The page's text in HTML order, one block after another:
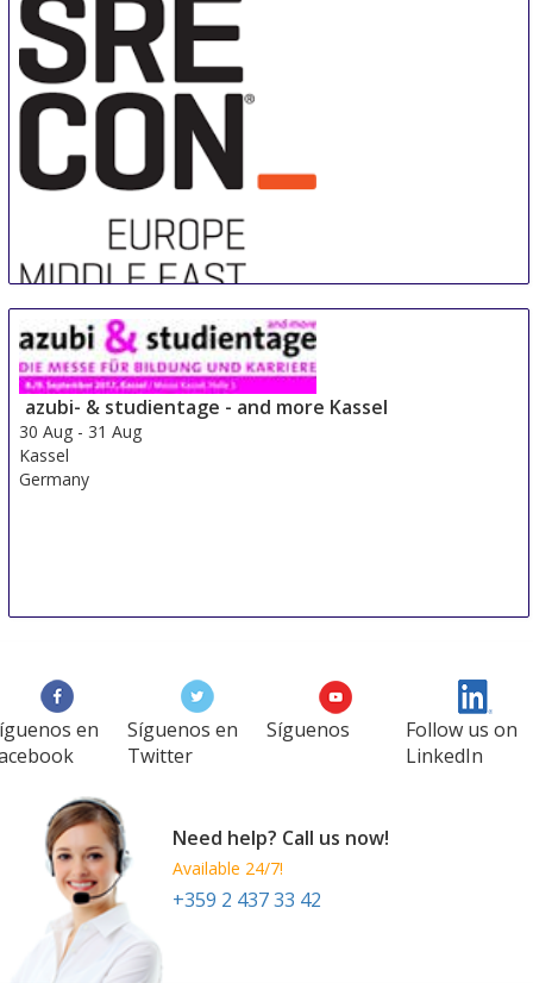
Sre Con Europe Middle East Africa
29 Aug-31 Aug
Duesseldorf area
Germany
azubi- & studientage - and more Kassel
30 Aug - 31 Aug
Kassel
Germany
en
Síguenos en
Twitter
Síguenos
Follow us on
LinkedIn
Need help? Call us now!
Available 24/7!
+359 2 437 33 42